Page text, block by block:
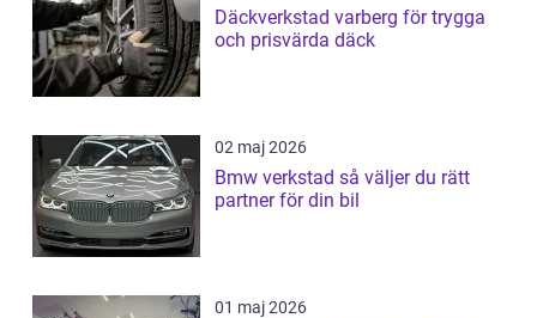
Däckverkstad varberg för trygga
och prisvärda däck
02 maj 2026
Bmw verkstad så väljer du rätt
partner för din bil
01 maj 2026